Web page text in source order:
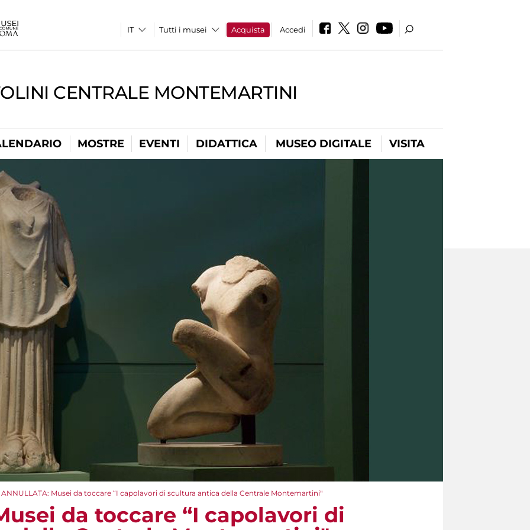
Tutti i musei Acquista Accedi
CENTRALE MONTEMARTINI
MOSTRE EVENTI DIDATTICA MUSEO DIGITALE VISITA
ANNULLATA: Musei da toccare “I capolavori di scultura antica della Centrale Montemartini"
da toccare “I capolavori di